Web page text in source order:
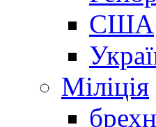
США
Міліція